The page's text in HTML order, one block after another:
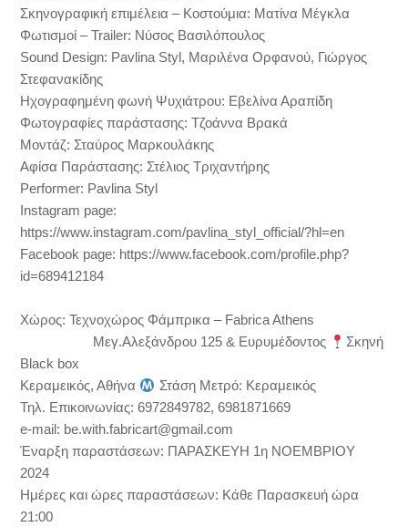
Σκηνογραφική επιμέλεια – Κοστούμια: Ματίνα Μέγκλα
Φωτισμοί – Trailer: Νύσος Βασιλόπουλος
Sound Design: Pavlina Styl, Μαριλένα Ορφανού, Γιώργος
Στεφανακίδης
Ηχογραφημένη φωνή Ψυχιάτρου: Εβελίνα Αραπίδη
Φωτογραφίες παράστασης: Τζοάννα Βρακά
Μοντάζ: Σταύρος Μαρκουλάκης
Αφίσα Παράστασης: Στέλιος Τριχαντήρης
Performer: Pavlina Styl
Instagram page:
https://www.instagram.com/pavlina_styl_official/?hl=en
Facebook page: https://www.facebook.com/profile.php?
id=689412184
Χώρος: Τεχνοχώρος Φάμπρικα – Fabrica Athens
Μεγ.Αλεξάνδρου 125 & Ευρυμέδοντος
Σκηνή
Black box
Κεραμεικός, Αθήνα
Στάση Μετρό: Kεραμεικός
Τηλ. Επικοινωνίας: 6972849782, 6981871669
e-mail: be.with.fabricart@gmail.com
Έναρξη παραστάσεων: ΠΑΡΑΣΚΕΥΗ 1η ΝΟΕΜΒΡΙΟΥ
2024
Ημέρες και ώρες παραστάσεων: Κάθε Παρασκευή ώρα
21:00